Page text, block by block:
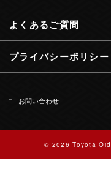
よくあるご質問
プライバシーポリシー
お問い合わせ
© 2026 Toyota